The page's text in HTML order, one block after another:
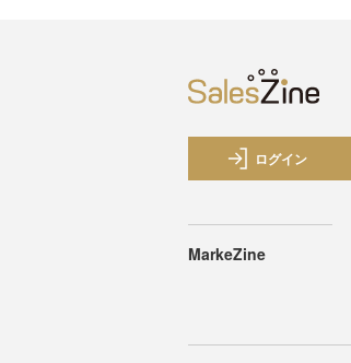
ログイン
MarkeZine